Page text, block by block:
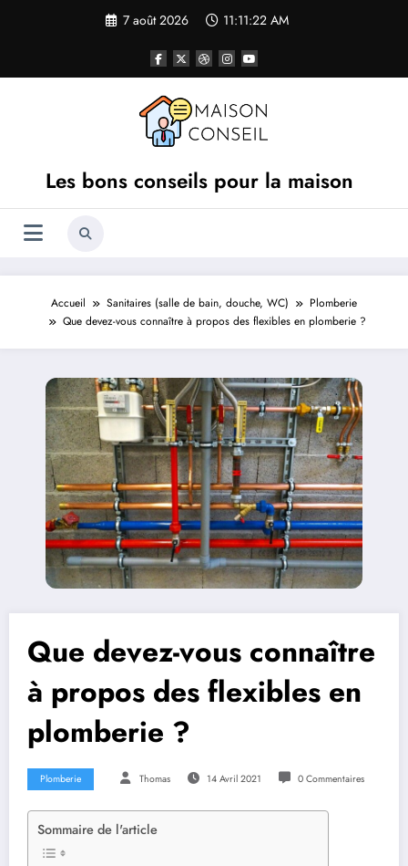
7 août 2026 11:11:23 AM
Les bons conseils pour la maison
Accueil Sanitaires (salle de bain, douche, WC)
Plomberie
Que devez-vous connaître à propos des flexibles en plomberie ?
Que devez-vous connaître
à propos des flexibles en
plomberie ?
Plomberie Thomas 14 Avril 2021 0 Commentaires
Sommaire de l'article